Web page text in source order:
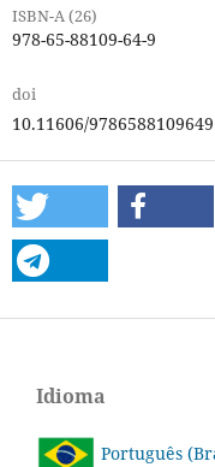
ISBN-A (26)
978-65-88109-64-9
doi
10.11606/9786588109649
Idioma
Português